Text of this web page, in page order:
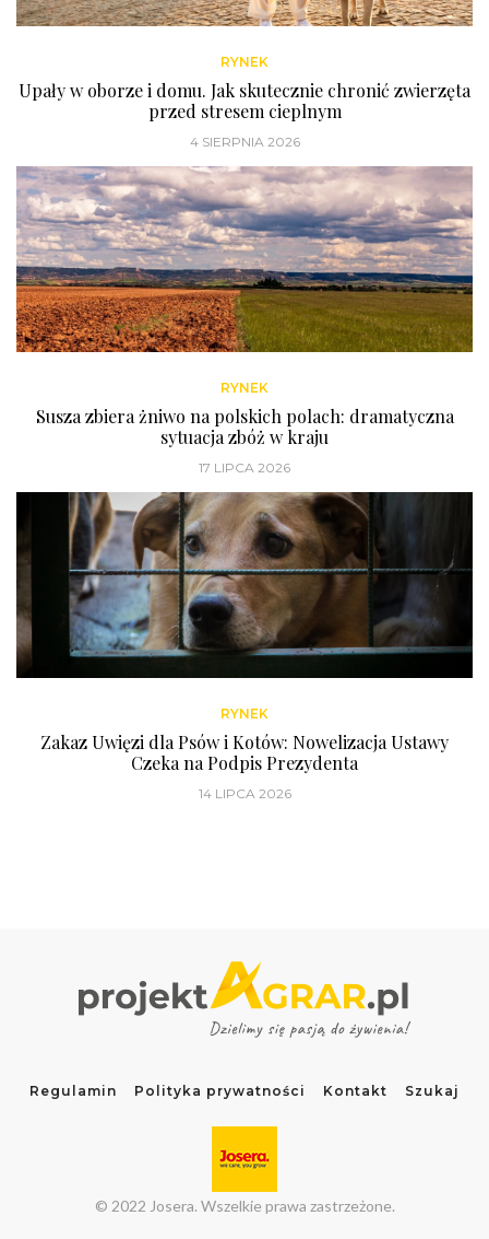
RYNEK
Upały w oborze i domu. Jak skutecznie chronić zwierzęta
przed stresem cieplnym
4 SIERPNIA 2026
RYNEK
Susza zbiera żniwo na polskich polach: dramatyczna
sytuacja zbóż w kraju
17 LIPCA 2026
RYNEK
Zakaz Uwięzi dla Psów i Kotów: Nowelizacja Ustawy
Czeka na Podpis Prezydenta
14 LIPCA 2026
Regulamin Polityka prywatności Kontakt Szukaj
© 2022 Josera. Wszelkie prawa zastrzeżone.